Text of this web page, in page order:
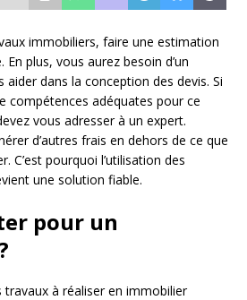
immobiliers, faire une estimation
plus, vous aurez besoin d’un
dans la conception des devis. Si
compétences adéquates pour ce
vous adresser à un expert.
d’autres frais en dehors de ce que
C’est pourquoi l’utilisation des
une solution fiable.
pour un
travaux à réaliser en immobilier